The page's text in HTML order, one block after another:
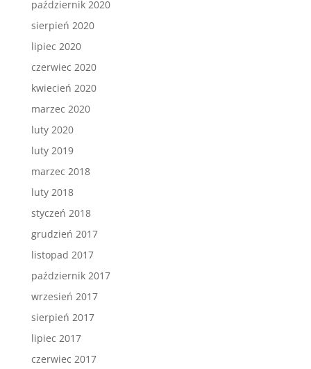
październik 2020
sierpień 2020
lipiec 2020
czerwiec 2020
kwiecień 2020
marzec 2020
luty 2020
luty 2019
marzec 2018
luty 2018
styczeń 2018
grudzień 2017
listopad 2017
październik 2017
wrzesień 2017
sierpień 2017
lipiec 2017
czerwiec 2017